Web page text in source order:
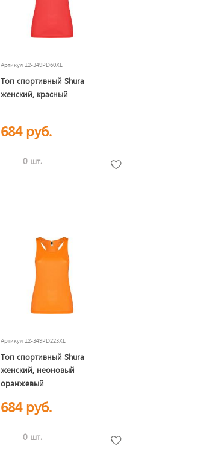
Артикул 12-349PD60XL
Топ спортивный Shura
женский, красный
684 руб.
0 шт.
Артикул 12-349PD223XL
Топ спортивный Shura
женский, неоновый
оранжевый
684 руб.
0 шт.